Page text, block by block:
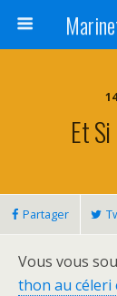
Et
Partager
Vous vous
thon au céleri